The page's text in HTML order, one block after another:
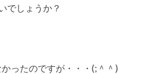
でしょうか？
ったのですが・・・(;＾＾)